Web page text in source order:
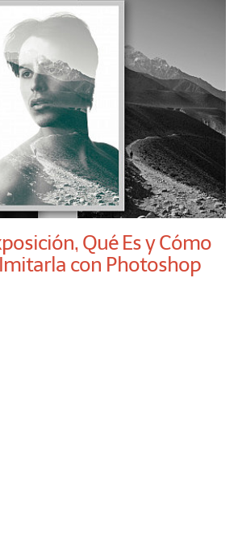
Qué Es y Cómo
con Photoshop